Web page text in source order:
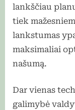
lankščiau
tiek
lankstumas
maksimaliai
našumą.
Dar vienas
galimybė